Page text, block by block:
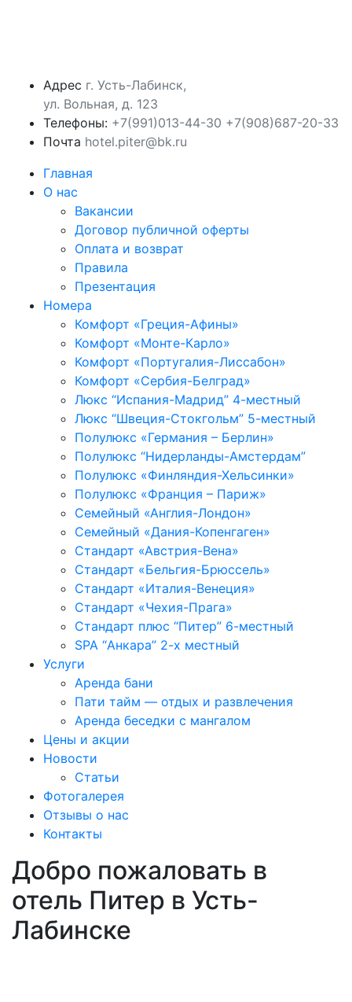
Адрес г. Усть-Лабинск,
ул. Вольная, д. 123
Телефоны: ‪+7(991)013-44-30‬ +7(908)687-20-33
Почта hotel.piter@bk.ru
Главная
О нас
Вакансии
Договор публичной оферты
Оплата и возврат
Правила
Презентация
Номера
Комфорт «Греция-Афины»
Комфорт «Монте-Карло»
Комфорт «Португалия-Лиссабон»
Комфорт «Сербия-Белград»
Люкс “Испания-Мадрид” 4-местный
Люкс “Швеция-Стокгольм” 5-местный
Полулюкс «Германия – Берлин»
Полулюкс “Нидерланды-Амстердам”
Полулюкс «Финляндия-Хельсинки»
Полулюкс «Франция – Париж»
Семейный «Англия-Лондон»
Семейный «Дания-Копенгаген»
Стандарт «Австрия-Вена»
Стандарт «Бельгия-Брюссель»
Стандарт «Италия-Венеция»
Стандарт «Чехия-Прага»
Стандарт плюс “Питер” 6-местный
SPA “Анкaра” 2-х местный
Услуги
Аренда бани
Пати тайм — отдых и развлечения
Аренда беседки с мангалом
Цены и акции
Новости
Статьи
Фотогалерея
Отзывы о нас
Контакты
Добро пожаловать в
отель Питер в Усть-
Лабинске